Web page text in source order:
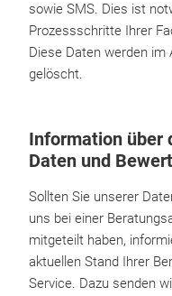
sowie SMS. Dies ist
Prozessschritte Ihrer
Diese Daten werden im
gelöscht.
Information über
Daten und
Sollten Sie unserer
uns bei einer
mitgeteilt haben,
aktuellen Stand Ihrer
Service. Dazu senden